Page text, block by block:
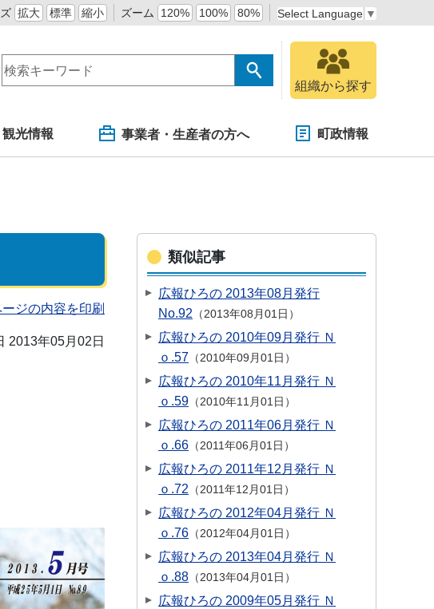
拡大 標準 縮小 ズーム 120% 100% 80% Select Language ▼
組織から探す
観光情報 事業者・生産者の方へ 町政情報
ジの内容を印刷
2013年05月02日
類似記事
広報ひろの 2013年08月発行
No.92
2013年08月01日
広報ひろの 2010年09月発行 Ｎ
ｏ.57
2010年09月01日
広報ひろの 2010年11月発行 Ｎ
ｏ.59
2010年11月01日
広報ひろの 2011年06月発行 Ｎ
ｏ.66
2011年06月01日
広報ひろの 2011年12月発行 Ｎ
ｏ.72
2011年12月01日
広報ひろの 2012年04月発行 Ｎ
ｏ.76
2012年04月01日
広報ひろの 2013年04月発行 Ｎ
ｏ.88
2013年04月01日
広報ひろの 2009年05月発行 Ｎ